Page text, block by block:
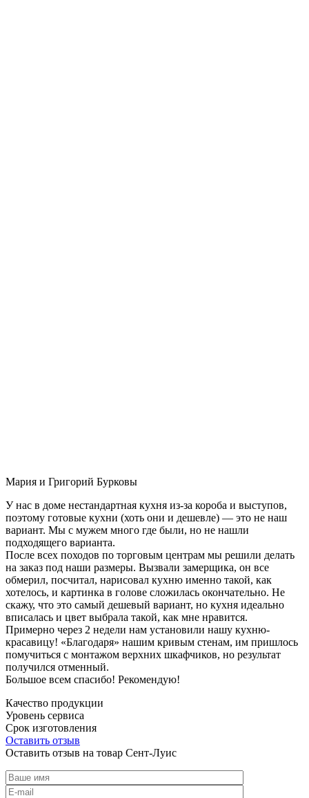
Мария и Григорий Бурковы
У нас в доме нестандартная кухня из-за короба и выступов,
поэтому готовые кухни (хоть они и дешевле) — это не наш
вариант. Мы с мужем много где были, но не нашли
подходящего варианта.
После всех походов по торговым центрам мы решили делать
на заказ под наши размеры. Вызвали замерщика, он все
обмерил, посчитал, нарисовал кухню именно такой, как
хотелось, и картинка в голове сложилась окончательно. Не
скажу, что это самый дешевый вариант, но кухня идеально
вписалась и цвет выбрала такой, как мне нравится.
Примерно через 2 недели нам установили нашу кухню-
красавицу! «Благодаря» нашим кривым стенам, им пришлось
помучиться с монтажом верхних шкафчиков, но результат
получился отменный.
Большое всем спасибо! Рекомендую!
Качество продукции
Уровень сервиса
Срок изготовления
Оставить отзыв
Оставить отзыв на товар Сент-Луис